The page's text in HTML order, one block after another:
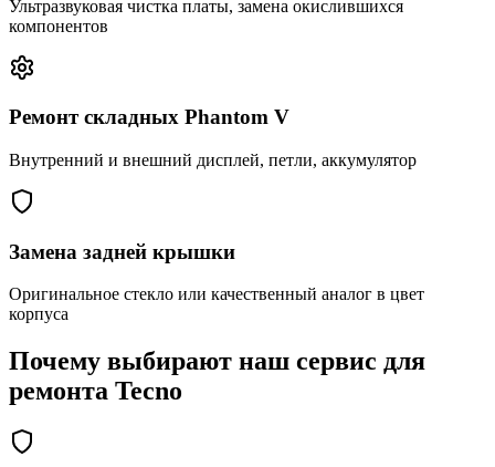
Ультразвуковая чистка платы, замена окислившихся
компонентов
Ремонт складных Phantom V
Внутренний и внешний дисплей, петли, аккумулятор
Замена задней крышки
Оригинальное стекло или качественный аналог в цвет
корпуса
Почему выбирают наш сервис для
ремонта Tecno